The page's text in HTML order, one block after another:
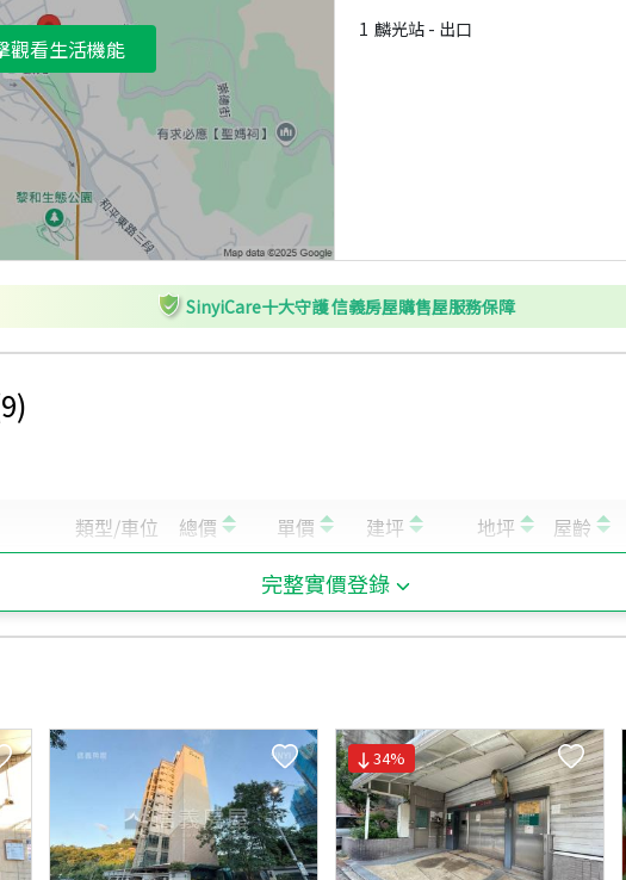
觀看生活機能
1 麟光站 - 出口
SinyiCare十大守護 信義房屋購售屋服務保障
9)
完整實價登錄
34%